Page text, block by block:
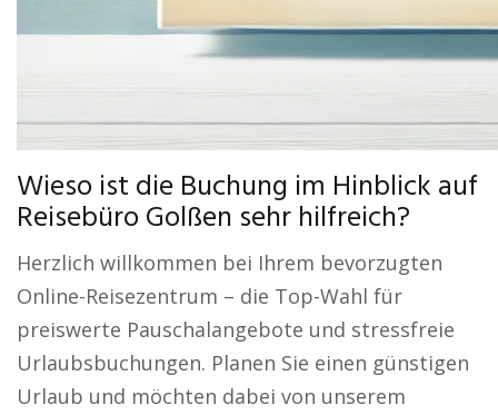
Wieso ist die Buchung im Hinblick auf
Reisebüro Golßen sehr hilfreich?
Herzlich willkommen bei Ihrem bevorzugten
Online-Reisezentrum – die Top-Wahl für
preiswerte Pauschalangebote und stressfreie
Urlaubsbuchungen. Planen Sie einen günstigen
Urlaub und möchten dabei von unserem